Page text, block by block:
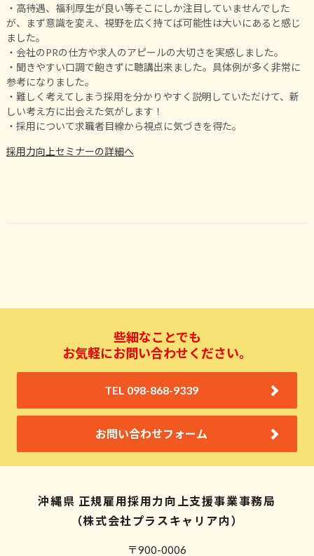
・高待遇、福利厚生が良い等そこにしか注目していませんでした
が、まず意識を変え、視野を広く持てば可能性は大いにあると感じ
ました。
・会社のPRの仕方や求人のアピールの大切さを実感しました。
・聞きやすい口調で飽きずに聴講出来ました。具体例が多く非常に
参考になりました。
・難しく考えてしまう採用を分かりやすく説明していただけて、新
しい考え方に出会えた気がします！
・採用について求職者目線から視点に気づきを得た。
採用力向上セミナーの詳細へ
些細なことでも
お気軽にお問い合わせください。
TEL 098-868-9339
お問い合わせフォーム
沖縄県 正規雇用採用力向上支援事業事務局
（株式会社プラスキャリア内）
〒900-0006